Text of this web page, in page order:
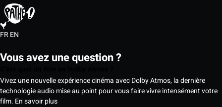
FREN
Vous avez une question ?
Vivez une nouvelle expérience cinéma avec Dolby Atmos, la dernière
technologie audio mise au point pour vous faire vivre intensément votre
film. En savoir plus